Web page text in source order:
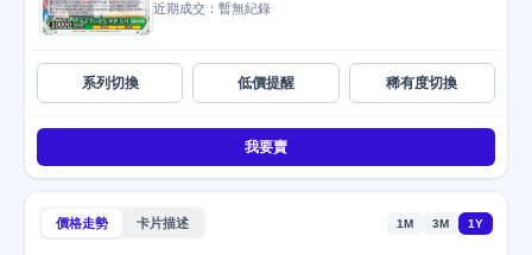
近期成交：暫無紀錄
系列切換 低價提醒 稀有度切換
我要賣
價格走勢 卡片描述 1M 3M 1Y